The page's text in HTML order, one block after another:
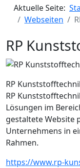
Aktuelle Seite:
Webseiten
RP
RP
RP
Lösungen im
gestaltete Website
Unternehmens in
Rahmen.
https://www.rp-